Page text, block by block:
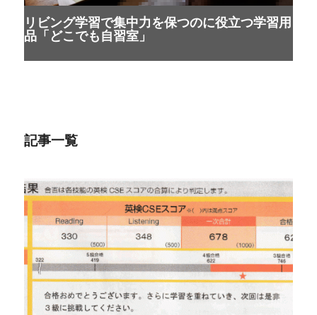
リビング学習で集中力を保つのに役立つ学習用
品「どこでも自習室」
記事一覧